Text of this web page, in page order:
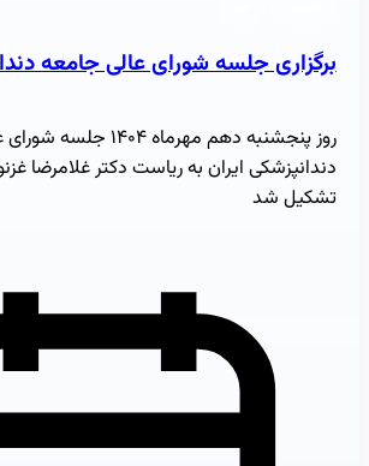
برگزاری جلسه شورای عالی جامعه
روز پنجشنبه دهم مهرماه
دندانپزشکی ایران به ریاست دکتر غلامرضا
تشکیل شد